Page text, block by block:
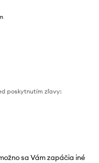
poskytnutím zľavy:
sa Vám zapáčia iné